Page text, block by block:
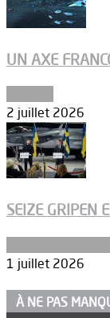
UN AXE
2 juillet 2026
SEIZE GRIPEN
1 juillet 2026
À NE PAS